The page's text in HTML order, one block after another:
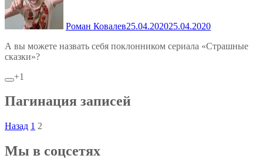
Роман Ковалев25.04.202025.04.2020
А вы можете назвать себя поклонником сериала «Страшные
сказки»?
+1
Пагинация записей
Назад 1 2
Мы в соцсетях